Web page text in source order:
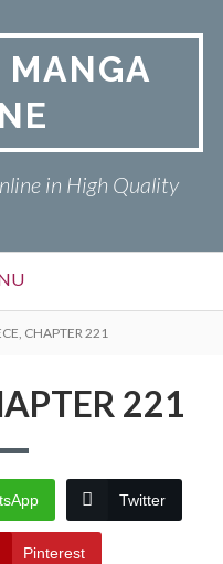
MANGA
in High Quality
CHAPTER 221
221
Twitter
Pinterest